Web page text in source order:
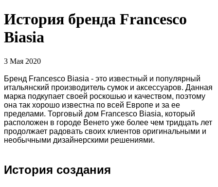
История бренда Francesco
Biasia
3 Мая 2020
Бренд Francesco Biasia - это известный и популярный
итальянский производитель сумок и аксессуаров. Данная
марка подкупает своей роскошью и качеством, поэтому
она так хорошо известна по всей Европе и за ее
пределами. Торговый дом Francesco Biasia, который
расположен в городе Венето уже более чем тридцать лет
продолжает радовать своих клиентов оригинальными и
необычными дизайнерскими решениями.
История создания